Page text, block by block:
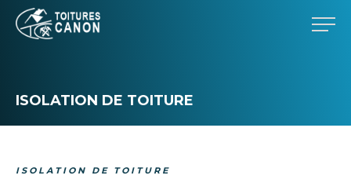
ISOLATION DE TOITURE
ISOLATION DE TOITURE